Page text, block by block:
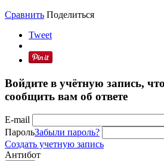
Сравнить Поделиться
Tweet
Войдите в учётную запись,
сообщить вам об ответе
E-mail
ПарольЗабыли пароль?
Создать учетную запись
Антибот